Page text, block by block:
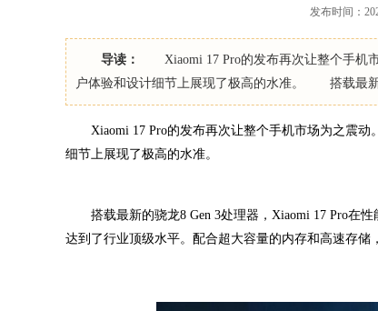
发布时间：
导读：
Xiaomi 17 Pro的发布再次让整个手机市
户体验和设计细节上展现了极高的水准。 搭载最新
Xiaomi 17 Pro的发布再次让整个手机市场为之震动
细节上展现了极高的水准。
搭载最新的骁龙8 Gen 3处理器，Xiaomi 17 Pro在性
达到了行业顶级水平。配合超大容量的内存和高速存储